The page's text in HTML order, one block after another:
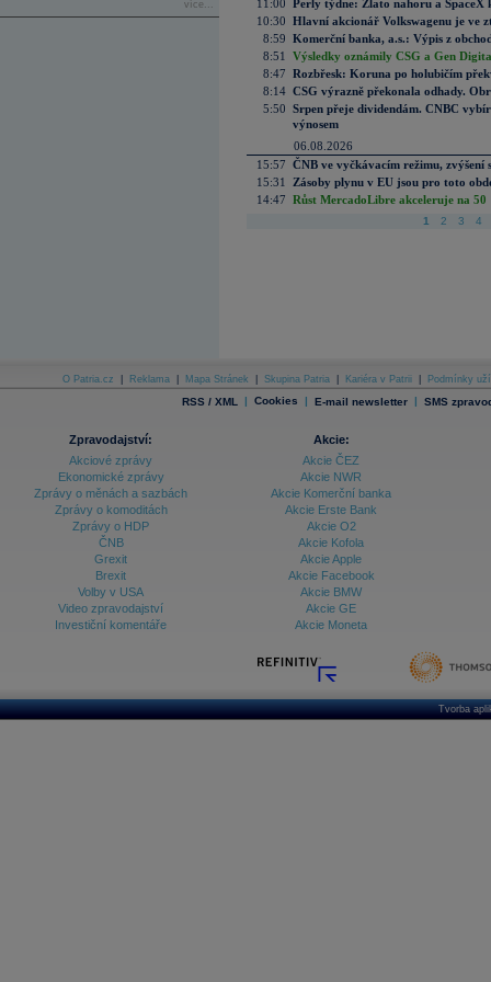
více...
11:00 Perly týdne: Zlato nahoru a SpaceX
10:30 Hlavní akcionář Volkswagenu je ve
8:59 Komerční banka, a.s.: Výpis z
8:51
Výsledky oznámily CSG a Gen
8:47 Rozbřesk: Koruna po holubičím
8:14 CSG výrazně překonala odhady.
5:50 Srpen přeje dividendám. CNBC
výnosem
06.08.2026
15:57 ČNB ve vyčkávacím režimu, zvýšení
15:31
Zásoby plynu v EU jsou pro toto
14:47 Růst MercadoLibre akceleruje na
1 2 3 4
O Patria.cz Reklama Mapa Stránek Skupina Patria Kariéra v Patrii Podmínky
RSS / XML | Cookies | E-mail newsletter | SMS
Zpravodajství:
Akciové zprávy
Ekonomické zprávy
Zprávy o měnách a sazbách
Zprávy o komoditách
Zprávy o HDP
ČNB
Grexit
Brexit
Volby v USA
Video zpravodajství
Investiční komentáře
Akcie:
Akcie ČEZ
Akcie NWR
Akcie Komerční banka
Akcie Erste Bank
Akcie O2
Akcie Kofola
Akcie Apple
Akcie Facebook
Akcie BMW
Akcie GE
Akcie Moneta
Tvorba